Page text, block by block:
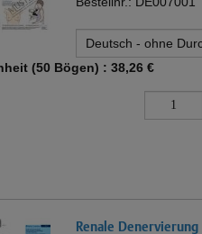
(50 Bögen) : 38,26 €
Renale Denervierung